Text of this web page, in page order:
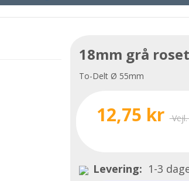
18mm grå
To-Delt Ø 55mm
12,75 kr Vejl.
Levering: 1-3